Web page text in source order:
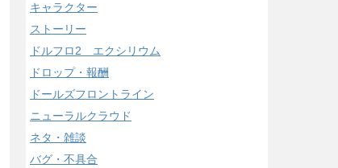
キャラクター
ストーリー
ドルフロ2 エクシリウム
ドロップ・報酬
ドールズフロントライン
ニューラルクラウド
ネタ・雑談
バグ・不具合